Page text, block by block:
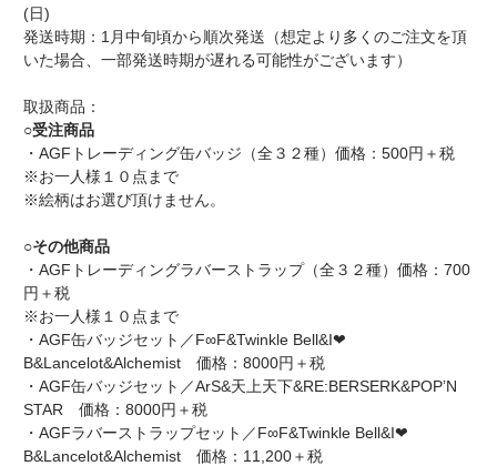
(日)
発送時期：1月中旬頃から順次発送（想定より多くのご注文を頂
いた場合、一部発送時期が遅れる可能性がございます）
取扱商品：
○受注商品
・AGFトレーディング缶バッジ（全３２種）価格：500円＋税
※お一人様１０点まで
※絵柄はお選び頂けません。
○その他商品
・AGFトレーディングラバーストラップ（全３２種）価格：700
円＋税
※お一人様１０点まで
・AGF缶バッジセット／F∞F&Twinkle Bell&I❤
B&Lancelot&Alchemist 価格：8000円＋税
・AGF缶バッジセット／ArS&天上天下&RE:BERSERK&POP’N
STAR 価格：8000円＋税
・AGFラバーストラップセット／F∞F&Twinkle Bell&I❤
B&Lancelot&Alchemist 価格：11,200＋税